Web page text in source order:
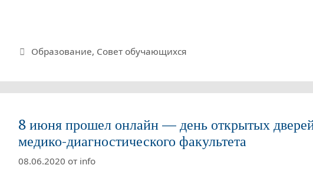
Рубрики
Образование, Совет обучающихся
8 июня прошел онлайн — день открытых
медико-диагностического факультета
08.06.2020 от info